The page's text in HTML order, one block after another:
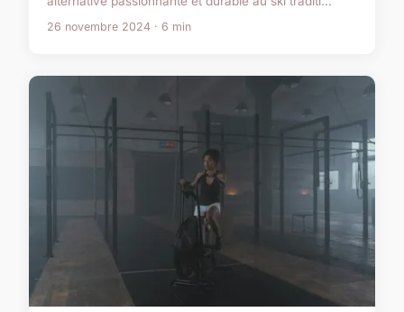
26 novembre 2024 · 6 min